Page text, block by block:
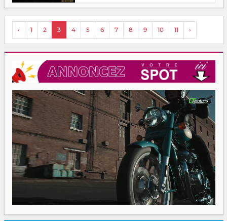
‹ 1 2 3 4 5 6 7 8 9 10 11 ›